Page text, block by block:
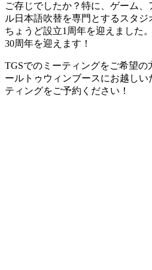
ご存じでしたか？特に、ゲーム
ル日本語吹替を専門とするスタジ
ちょうど設立1周年を迎えました
30周年を迎えます！
TGSでのミーティングをご希望の
ールトゥウィンブースにお越しい
ティングをご予約ください！